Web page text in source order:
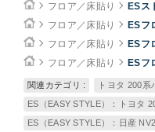
フロア／床貼り
ESス
フロア／床貼り
ESフ
フロア／床貼り
ESフ
フロア／床貼り
ESフ
関連カテゴリ : トヨタ 200系
ES（EASY STYLE）：トヨタ
ES（EASY STYLE）：日産